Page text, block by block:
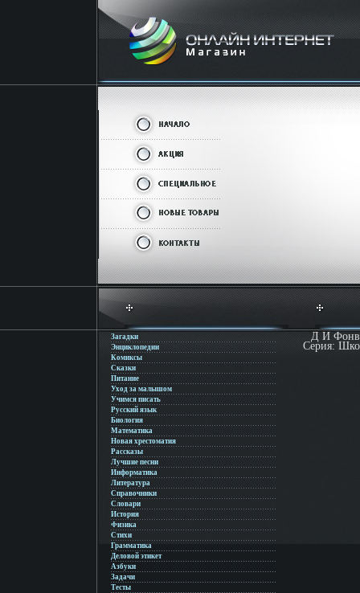
Загадки
Энциклопедии
Комиксы
Сказки
Питание
Уход за малышом
Учимся писать
Русский язык
Биология
Математика
Новая хрестоматия
Рассказы
Лучшие песни
Информатика
Литература
Справочники
Словари
История
Физика
Стихи
Грамматика
Деловой этикет
Азбуки
Задачи
Тесты
Д И
Серия: